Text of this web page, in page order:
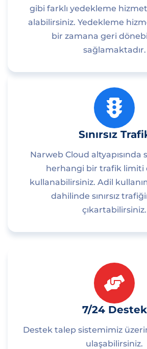
gibi farklı yedekleme
alabilirsiniz. Yedekleme
bir zamana geri
sağlamaktadır.
Sınırsız
Narweb Cloud altyapısında
herhangi bir trafik limiti
kullanabilirsiniz. Adil
dahilinde sınırsız
çıkartabilirsiniz.
7/24 Destek
Destek talep sistemimiz
ulaşabilirsiniz.